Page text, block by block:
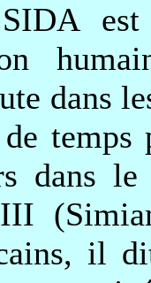
est
dans
temps
dans
il